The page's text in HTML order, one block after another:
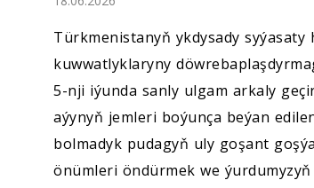
Jemgyýet
Ylym
Türkmenistanyň ykdysady
kuwwatlyklaryny
5-nji iýunda sanly ulgam arkaly
aýynyň jemleri boýunça beýan
bolmadyk pudagyň uly goşant
önümleri öndürmek we